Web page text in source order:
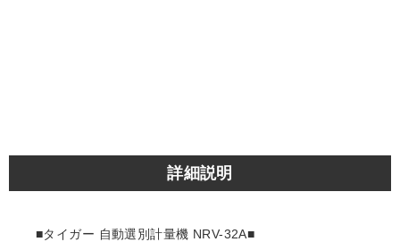
詳細説明
■タイガー 自動選別計量機 NRV-32A■